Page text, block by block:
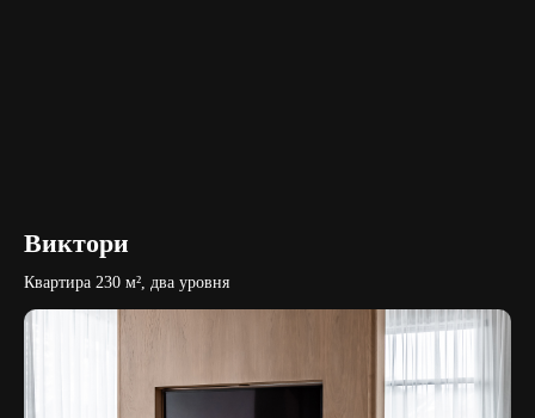
Виктори
Квартира 230 м², два уровня